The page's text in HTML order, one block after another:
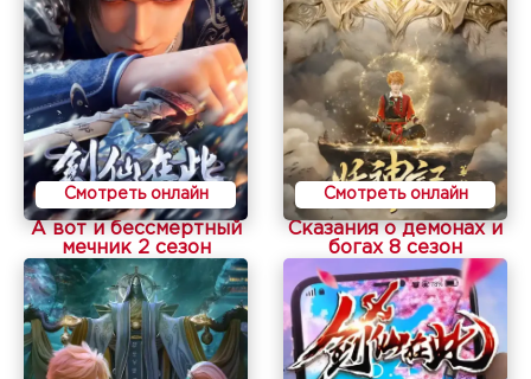
Смотреть онлайн
А вот и бессмертный
мечник 2 сезон
Смотреть онлайн
Сказания о демонах и
богах 8 сезон